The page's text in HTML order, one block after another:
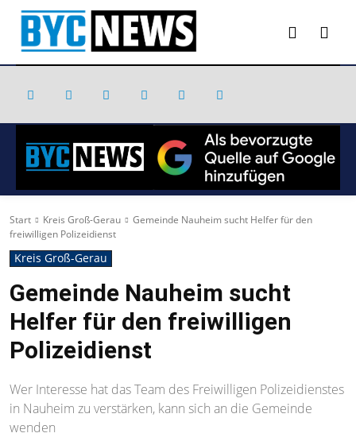
Start Kreis Groß-Gerau
Gemeinde Nauheim sucht Helfer für den
freiwilligen Polizeidienst
Kreis Groß-Gerau
Gemeinde Nauheim sucht
Helfer für den freiwilligen
Polizeidienst
Wer Interesse hat das Team des Freiwilligen Polizeidienstes
in Nauheim zu verstärken, kann sich an die Gemeinde
wenden